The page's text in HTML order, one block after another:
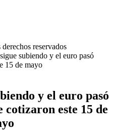
reservados
subiendo y el euro pasó
15 de mayo
y el euro pasó
este 15 de